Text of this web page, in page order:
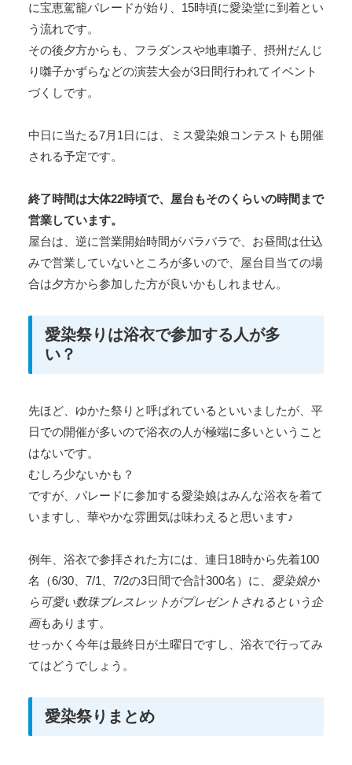
に宝恵駕籠パレードが始り、15時頃に愛染堂に到着とい
う流れです。
その後夕方からも、フラダンスや地車囃子、摂州だんじ
り囃子かずらなどの演芸大会が3日間行われてイベント
づくしです。
中日に当たる7月1日には、ミス愛染娘コンテストも開催
される予定です。
終了時間は大体22時頃で、屋台もそのくらいの時間まで
営業しています。
屋台は、逆に営業開始時間がバラバラで、お昼間は仕込
みで営業していないところが多いので、屋台目当ての場
合は夕方から参加した方が良いかもしれません。
愛染祭りは浴衣で参加する人が多
い？
先ほど、ゆかた祭りと呼ばれているといいましたが、平
日での開催が多いので浴衣の人が極端に多いということ
はないです。
むしろ少ないかも？
ですが、パレードに参加する愛染娘はみんな浴衣を着て
いますし、華やかな雰囲気は味わえると思います♪
例年、浴衣で参拝された方には、連日18時から先着100
名（6/30、7/1、7/2の3日間で合計300名）に、
愛染娘か
ら可愛い数珠ブレスレットがプレゼントされるという企
画もあります。
せっかく今年は最終日が土曜日ですし、浴衣で行ってみ
てはどうでしょう。
愛染祭りまとめ